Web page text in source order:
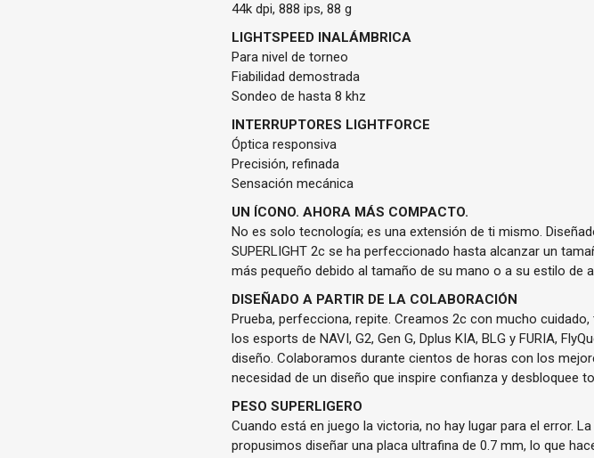
44k dpi, 888 ips, 88 g
LIGHTSPEED INALÁMBRICA
Para nivel de torneo
Fiabilidad demostrada
Sondeo de hasta 8 khz
INTERRUPTORES LIGHTFORCE
Óptica responsiva
Precisión, refinada
Sensación mecánica
UN ÍCONO. AHORA MÁS COMPACTO.
No es solo tecnología; es una extensión de ti mismo.
SUPERLIGHT 2c se ha perfeccionado hasta alcanzar un
más pequeño debido al tamaño de su mano o a su estilo de
DISEÑADO A PARTIR DE LA COLABORACIÓN
Prueba, perfecciona, repite. Creamos 2c con mucho
los esports de NAVI, G2, Gen G, Dplus KIA, BLG y FURIA,
diseño. Colaboramos durante cientos de horas con los
necesidad de un diseño que inspire confianza y desbloquee
PESO SUPERLIGERO
Cuando está en juego la victoria, no hay lugar para el error.
propusimos diseñar una placa ultrafina de 0.7 mm, lo que